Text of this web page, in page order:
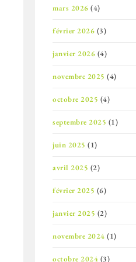
mars 2026 (4)
février 2026 (3)
janvier 2026 (4)
novembre 2025 (4)
octobre 2025 (4)
septembre 2025 (1)
juin 2025 (1)
avril 2025 (2)
février 2025 (6)
janvier 2025 (2)
novembre 2024 (1)
octobre 2024 (3)